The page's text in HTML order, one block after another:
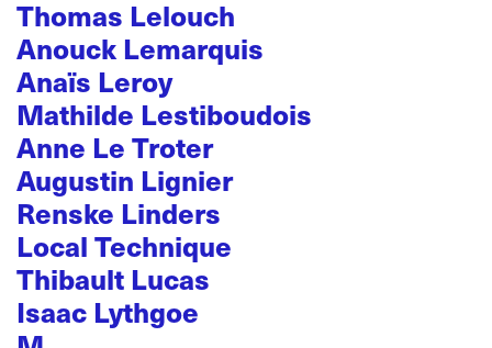
Thomas Lelouch
Anouck Lemarquis
Anaïs Leroy
Mathilde Lestiboudois
Anne Le Troter
Augustin Lignier
Renske Linders
Local Technique
Thibault Lucas
Isaac Lythgoe